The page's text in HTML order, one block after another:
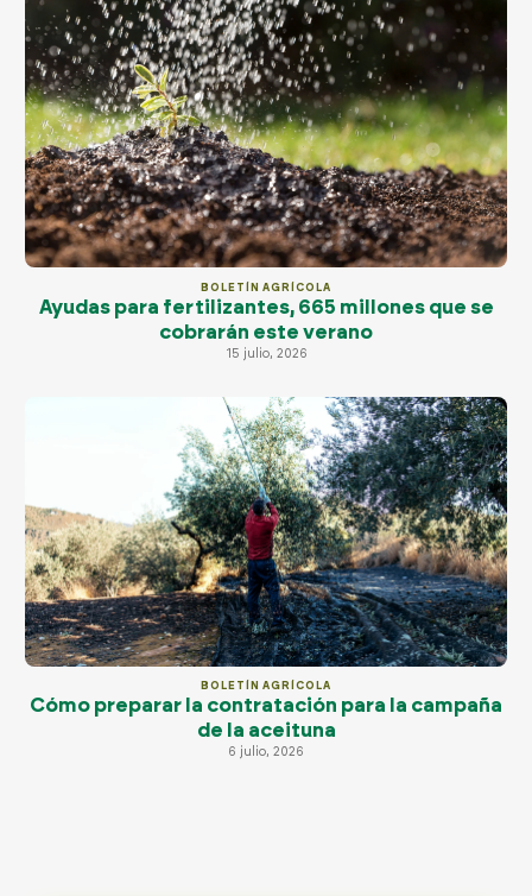
BOLETÍN AGRÍCOLA
Ayudas para fertilizantes, 665 millones que se
cobrarán este verano
15 julio, 2026
BOLETÍN AGRÍCOLA
Cómo preparar la contratación para la campaña
de la aceituna
6 julio, 2026